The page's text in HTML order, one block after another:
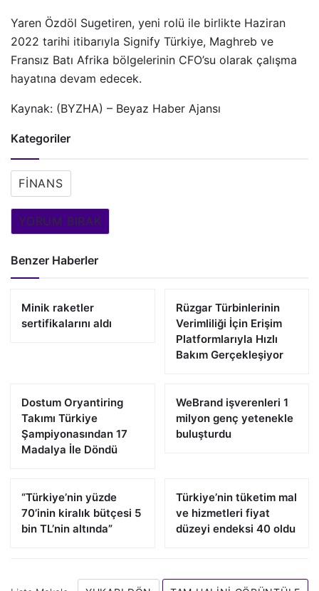
Yaren Özdöl Sugetiren, yeni rolü ile birlikte Haziran
2022 tarihi itibarıyla Signify Türkiye, Maghreb ve
Fransız Batı Afrika bölgelerinin CFO’su olarak çalışma
hayatına devam edecek.
Kaynak: (BYZHA) – Beyaz Haber Ajansı
Kategoriler
FINANS
YORUM BIRAK
Benzer Haberler
Minik raketler
sertifikalarını aldı
Rüzgar Türbinlerinin
Verimliliği İçin Erişim
Platformlarıyla Hızlı
Bakım Gerçekleşiyor
Dostum Oryantiring
Takımı Türkiye
Şampiyonasından 17
Madalya İle Döndü
WeBrand işverenleri 1
milyon genç yetenekle
buluşturdu
“Türkiye’nin yüzde
70’inin kiralık bütçesi 5
bin TL’nin altında”
Türkiye’nin tüketim mal
ve hizmetleri fiyat
düzeyi endeksi 40 oldu